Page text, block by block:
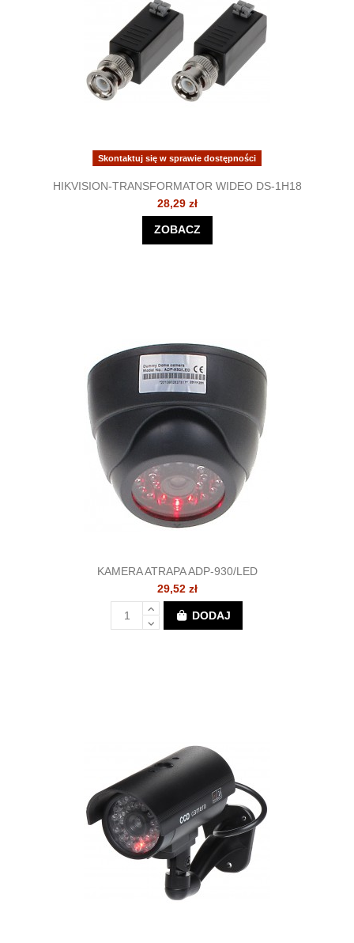
Skontaktuj się w sprawie dostępności
HIKVISION-TRANSFORMATOR WIDEO DS-1H18
28,29 zł
ZOBACZ
KAMERA ATRAPA ADP-930/LED
29,52 zł
DODAJ